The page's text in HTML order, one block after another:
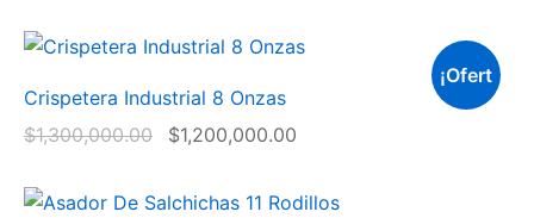
¡Ofert
Crispetera Industrial 8 Onzas
$1,300,000.00 $1,200,000.00